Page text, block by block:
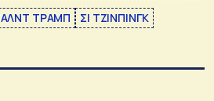
ΤΡΑΜΠ ΣΙ ΤΖΙΝΠΙΝΓΚ